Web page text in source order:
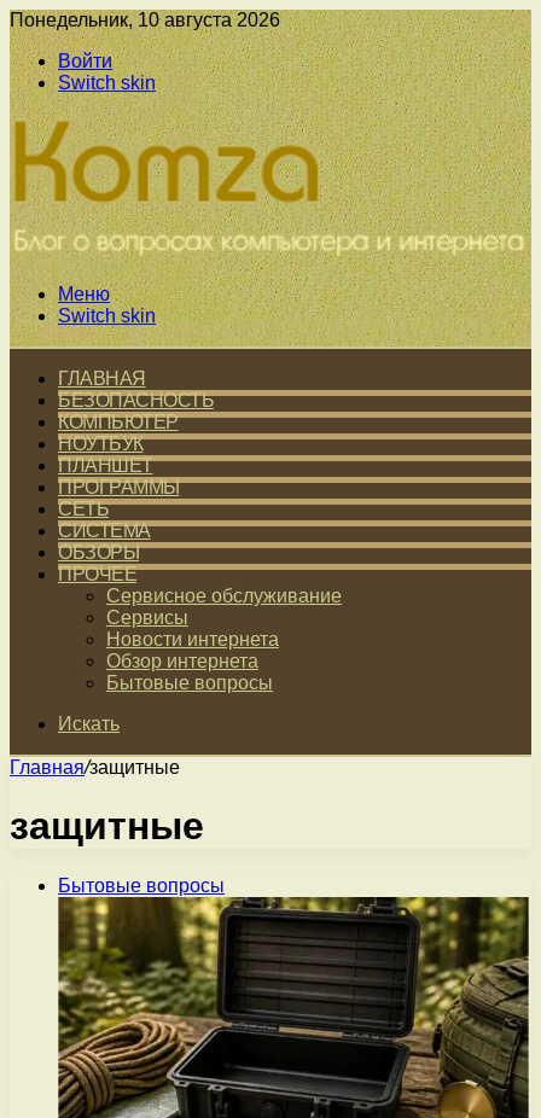
Понедельник, 10 августа 2026
Войти
Switch skin
Меню
Switch skin
ГЛАВНАЯ
БЕЗОПАСНОСТЬ
КОМПЬЮТЕР
НОУТБУК
ПЛАНШЕТ
ПРОГРАММЫ
СЕТЬ
СИСТЕМА
ОБЗОРЫ
ПРОЧЕЕ
Сервисное обслуживание
Сервисы
Новости интернета
Обзор интернета
Бытовые вопросы
Искать
Главная/защитные
защитные
Бытовые вопросы